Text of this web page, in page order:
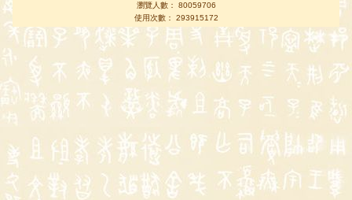
瀏覽人數： 80059706
使用次數： 293915172